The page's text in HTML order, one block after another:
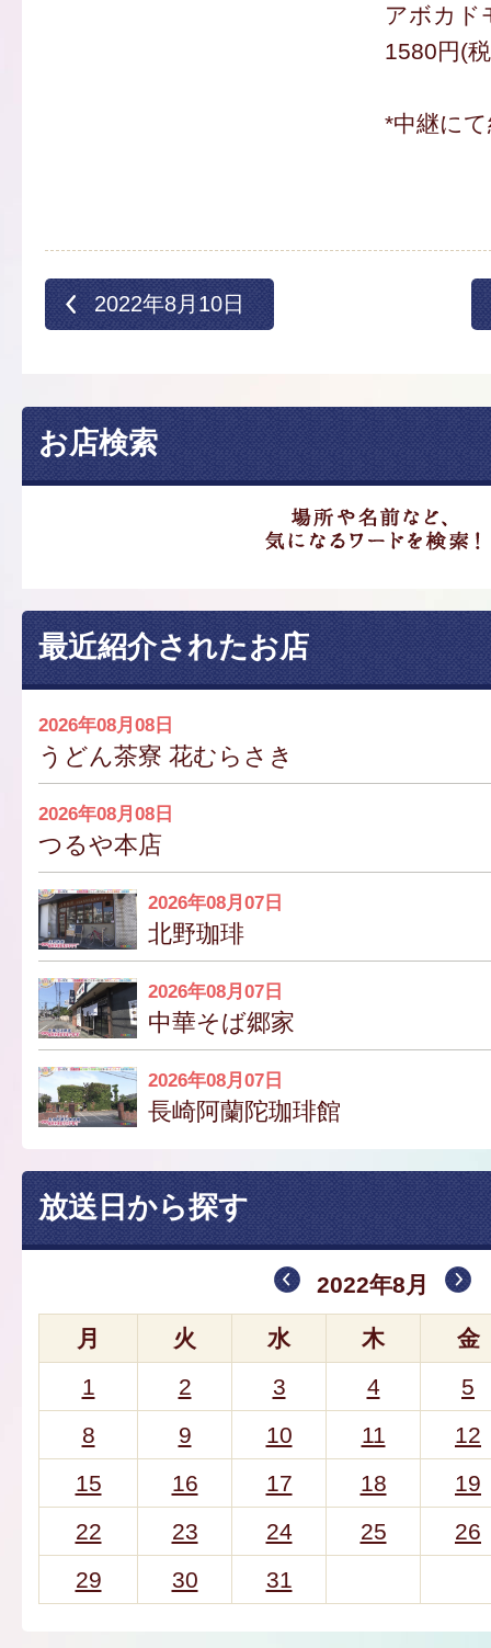
アボカド
1580円(
*中継に
2022年8月10日
お店検索
最近紹介されたお店
2026年08月08日
うどん茶寮 花むらさき
2026年08月08日
つるや本店
2026年08月07日
北野珈琲
2026年08月07日
中華そば郷家
2026年08月07日
長崎阿蘭陀珈琲館
放送日から探す
2022年8月
月 火 水 木
金
1
2 3 4
5
8
9 10 11
12
15
16 17 18
19
22
23 24 25
26
29
30 31